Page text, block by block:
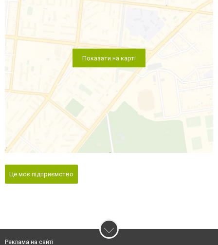
Показати на карті
Це моє підприємство
Реклама на сайті